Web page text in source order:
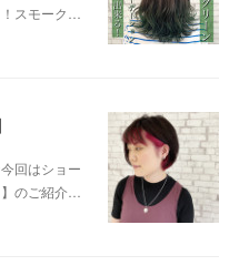
スモーク…
回はショー
のご紹介…